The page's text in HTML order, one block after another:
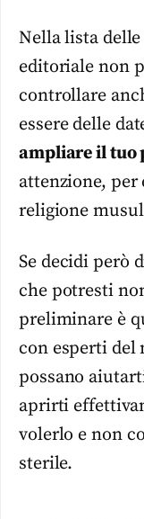
Nella lista
editoriale non
controllare
essere delle
ampliare il tuo
attenzione,
religione
Se decidi però
che potresti
preliminare è
con esperti del
possano
aprirti
volerlo e non
sterile.